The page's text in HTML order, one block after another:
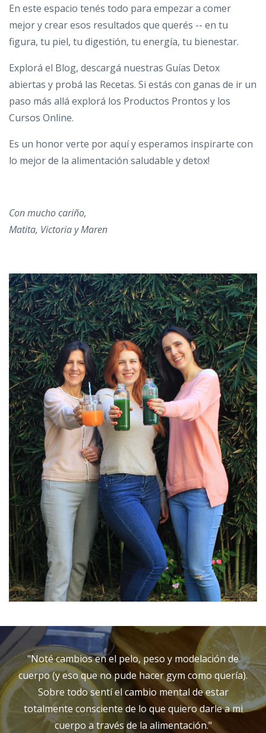
En este espacio tenés todo para empezar a comer
mejor y crear esos resultados que querés -- en tu
figura, tu piel, tu digestión, tu energía, tu bienestar.
Explorá el Blog, descargá nuestras Guías Detox
abiertas y probá las Recetas. Si estás con ganas de ir un
paso más allá explorá los Productos Prontos y los
Cursos Online.
Es un honor verte por aquí y esperamos inspirarte con
lo mejor de la alimentación saludable y detox!
Con mucho cariño,
Matita, Victoria y Maren
"Noté cambios en el pelo, peso y modelación de
cuerpo (y eso que no pude hacer gym como quería).
Sobre todo sentí el cambio mental de estar
totalmente consciente de lo que quiero darle a mi
cuerpo a través de la alimentación."